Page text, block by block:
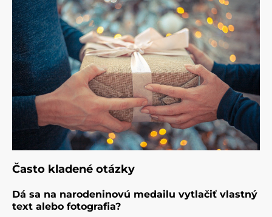
Často kladené otázky
Dá sa na narodeninovú medailu vytlačiť vlastný
text alebo fotografia?